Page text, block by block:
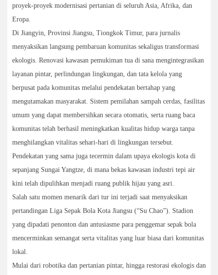
proyek-proyek modernisasi pertanian di seluruh Asia, Afrika, dan
Eropa.
Di Jiangyin, Provinsi Jiangsu, Tiongkok Timur, para jurnalis
menyaksikan langsung pembaruan komunitas sekaligus transformasi
ekologis. Renovasi kawasan pemukiman tua di sana mengintegrasikan
layanan pintar, perlindungan lingkungan, dan tata kelola yang
berpusat pada komunitas melalui pendekatan bertahap yang
mengutamakan masyarakat. Sistem pemilahan sampah cerdas, fasilitas
umum yang dapat membersihkan secara otomatis, serta ruang baca
komunitas telah berhasil meningkatkan kualitas hidup warga tanpa
menghilangkan vitalitas sehari-hari di lingkungan tersebut.
Pendekatan yang sama juga tecermin dalam upaya ekologis kota di
sepanjang Sungai Yangtze, di mana bekas kawasan industri tepi air
kini telah dipulihkan menjadi ruang publik hijau yang asri.
Salah satu momen menarik dari tur ini terjadi saat menyaksikan
pertandingan Liga Sepak Bola Kota Jiangsu (“Su Chao”). Stadion
yang dipadati penonton dan antusiasme para penggemar sepak bola
mencerminkan semangat serta vitalitas yang luar biasa dari komunitas
lokal.
Mulai dari robotika dan pertanian pintar, hingga restorasi ekologis dan